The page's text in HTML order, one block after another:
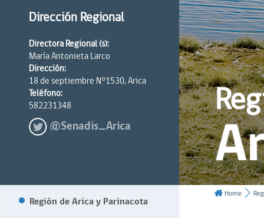
Dirección Regional
Directora Regional (s):
María Antonieta Larco
Dirección:
18 de septiembre N°1530, Arica
Teléfono:
582231348
@Senadis_Arica
Región de Arica y Parinacota
Home